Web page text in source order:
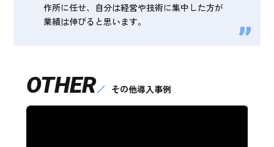
作所に任せ、自分は経営や技術に集中した方が
業績は伸びると思います。
OTHER その他導入事例